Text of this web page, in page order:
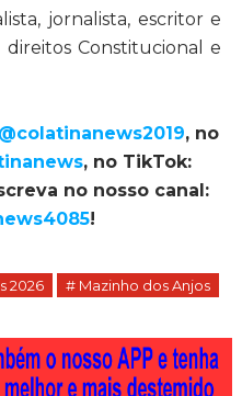
jornalista, escritor e
direitos Constitucional e
@colatinanews2019, no
, no TikTok:
no nosso canal:
!
2026
# Mazinho dos Anjos